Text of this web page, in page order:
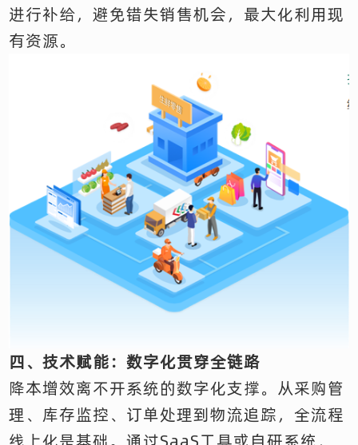
进行补给，避免错失销售机会，最大化利用现
有资源。
四、技术赋能：数字化贯穿全链路
降本增效离不开系统的数字化支撑。从采购管
理、库存监控、订单处理到物流追踪，全流程